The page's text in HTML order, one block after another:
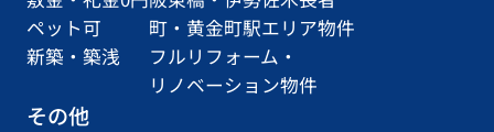
ペット可
新築・築浅
町・黄金町駅エリア物件
フルリフォーム・
リノベーション物件
その他